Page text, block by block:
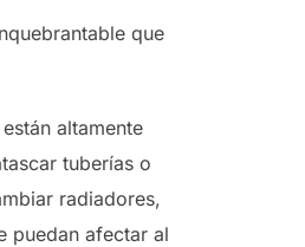
que
altamente
tuberías o
radiadores,
puedan afectar al